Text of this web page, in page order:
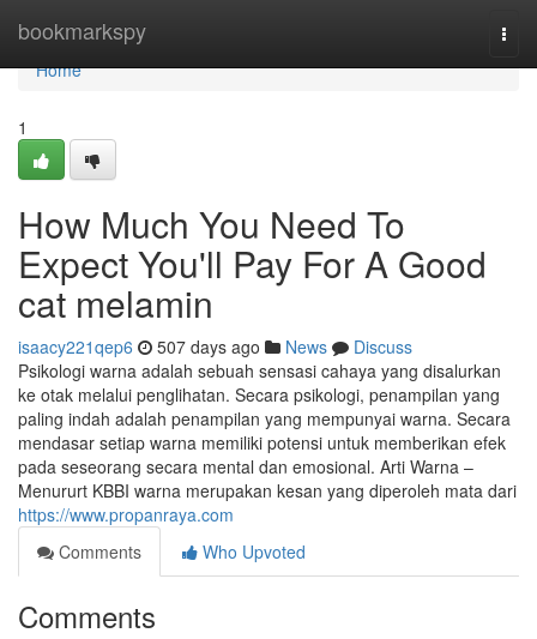
bookmarkspy
Home
Home
1
How Much You Need To
Expect You'll Pay For A Good
cat melamin
isaacy221qep6 507 days ago News
Discuss
Psikologi warna adalah sebuah sensasi cahaya yang disalurkan
ke otak melalui penglihatan. Secara psikologi, penampilan yang
paling indah adalah penampilan yang mempunyai warna. Secara
mendasar setiap warna memiliki potensi untuk memberikan efek
pada seseorang secara mental dan emosional. Arti Warna –
Menururt KBBI warna merupakan kesan yang diperoleh mata dari
https://www.propanraya.com
Comments
Who Upvoted
Comments